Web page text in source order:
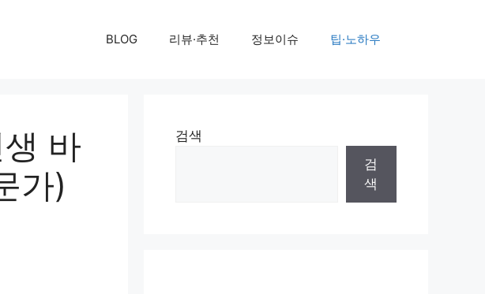
BLOG 리뷰·추천 정보이슈 팁·노하우
바
가)
검색
검
색